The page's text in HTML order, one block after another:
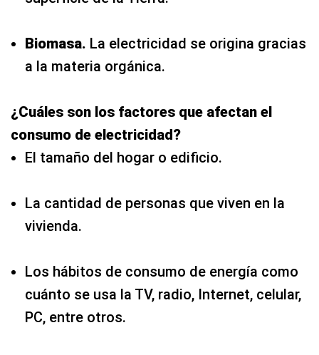
Biomasa. La electricidad se origina gracias
a la materia orgánica.
¿Cuáles son los factores que afectan el
consumo de electricidad?
El tamaño del hogar o edificio.
La cantidad de personas que viven en la
vivienda.
Los hábitos de consumo de energía como
cuánto se usa la TV, radio, Internet, celular,
PC, entre otros.